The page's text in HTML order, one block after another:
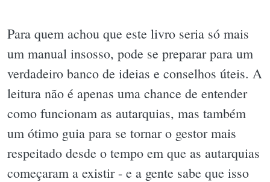
Para quem achou que este livro seria só mais
um manual insosso, pode se preparar para um
verdadeiro banco de ideias e conselhos úteis. A
leitura não é apenas uma chance de entender
como funcionam as autarquias, mas também
um ótimo guia para se tornar o gestor mais
respeitado desde o tempo em que as autarquias
começaram a existir - e a gente sabe que isso